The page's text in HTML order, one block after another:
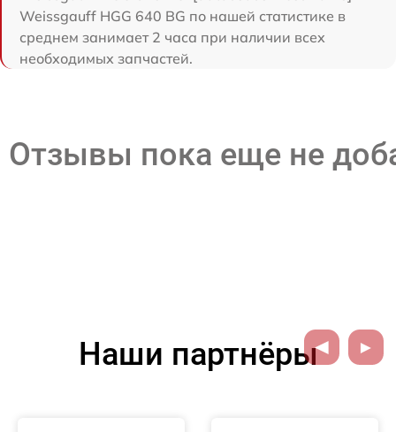
Weissgauff HGG 640 BG по нашей статистике в
среднем занимает 2 часа при наличии всех
необходимых запчастей.
Отзывы пока еще не
Наши партнёры